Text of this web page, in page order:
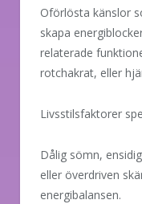
Oförlösta känslor
skapa
relaterade
rotchakrat, eller
Livsstilsfaktorer
Dålig sömn,
eller överdriven
energibalansen.